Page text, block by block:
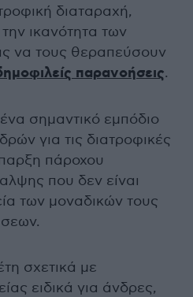
διαταραχή,
ικανότητα των
να τους θεραπεύσουν
παρανοήσεις.
σημαντικό εμπόδιο
για τις διατροφικές
πάροχου
που δεν είναι
των μοναδικών τους
σχετικά με
ειδικά για άνδρες,